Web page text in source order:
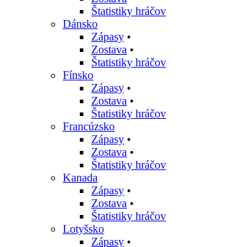
Štatistiky hráčov
Dánsko
Zápasy •
Zostava •
Štatistiky hráčov
Fínsko
Zápasy •
Zostava •
Štatistiky hráčov
Francúzsko
Zápasy •
Zostava •
Štatistiky hráčov
Kanada
Zápasy •
Zostava •
Štatistiky hráčov
Lotyšsko
Zápasy •